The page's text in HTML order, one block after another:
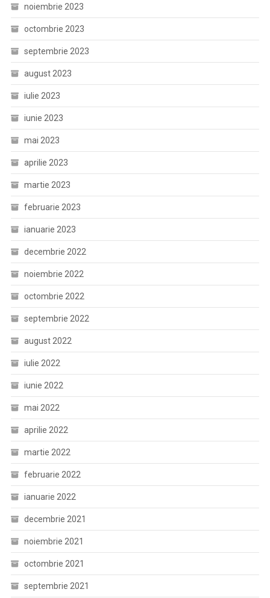
noiembrie 2023
octombrie 2023
septembrie 2023
august 2023
iulie 2023
iunie 2023
mai 2023
aprilie 2023
martie 2023
februarie 2023
ianuarie 2023
decembrie 2022
noiembrie 2022
octombrie 2022
septembrie 2022
august 2022
iulie 2022
iunie 2022
mai 2022
aprilie 2022
martie 2022
februarie 2022
ianuarie 2022
decembrie 2021
noiembrie 2021
octombrie 2021
septembrie 2021